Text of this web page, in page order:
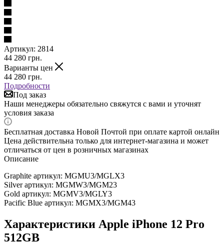
Артикул: 2814
44 280 грн.
Варианты цен
44 280 грн.
Подробности
Под заказ
Наши менеджеры обязательно свяжутся с вами и уточнят
условия заказа
Бесплатная доставка Новой Почтой при оплате картой онлайн
Цена действительна только для интернет-магазина и может
отличаться от цен в розничных магазинах
Описание
Graphite артикул: MGMU3/MGLX3
Silver артикул: MGMW3/MGM23
Gold артикул: MGMV3/MGLY3
Pacific Blue артикул: MGMX3/MGM43
Характеристики Apple iPhone 12 Pro
512GB